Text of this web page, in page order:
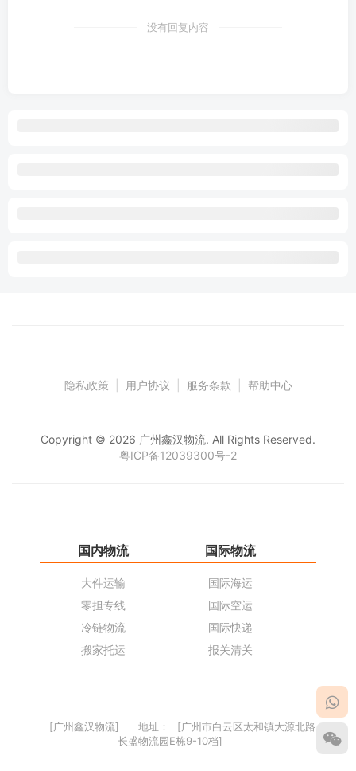
没有回复内容
隐私政策 用户协议 服务条款 帮助中心
Copyright © 2026 广州鑫汉物流. All Rights Reserved.
粤ICP备12039300号-2
国内物流
大件运输
零担专线
冷链物流
搬家托运
国际物流
国际海运
国际空运
国际快递
报关清关
[广州鑫汉物流] 地址：
[广州市白云区太和镇大源北路
长盛物流园E栋9-10档]